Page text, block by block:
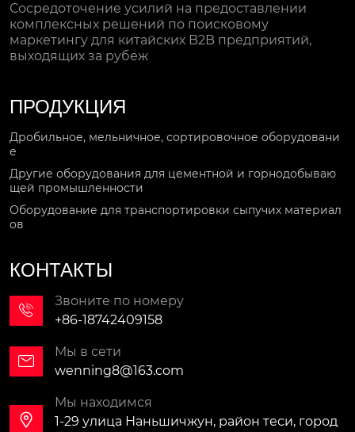
Сосредоточение усилий на предоставлении
комплексных решений по поисковому
маркетингу для китайских B2B предприятий,
выходящих за рубеж
ПРОДУКЦИЯ
Дробильное, мельничное, сортировочное оборудовани
е
Другие оборудования для цементной и горнодобываю
щей промышленности
Оборудование для транспортировки сыпучих материал
ов
КОНТАКТЫ

Звоните по номеру
+86-18742409158

Мы в сети
wenning8@163.com

Мы находимся
1-29 улица Наньшичжун, район теси, город